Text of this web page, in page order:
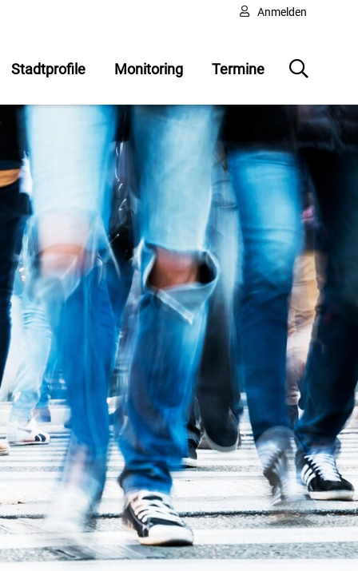
Anmelden
Stadtprofile Monitoring Termine